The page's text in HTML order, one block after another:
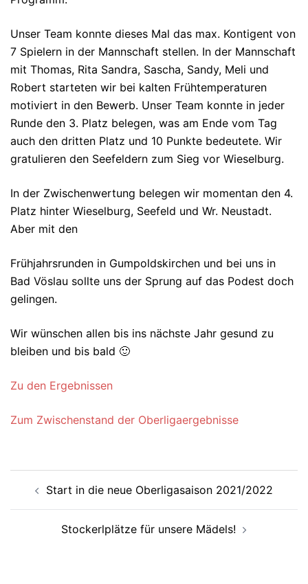
Unser Team konnte dieses Mal das max. Kontigent von
7 Spielern in der Mannschaft stellen. In der Mannschaft
mit Thomas, Rita Sandra, Sascha, Sandy, Meli und
Robert starteten wir bei kalten Frühtemperaturen
motiviert in den Bewerb. Unser Team konnte in jeder
Runde den 3. Platz belegen, was am Ende vom Tag
auch den dritten Platz und 10 Punkte bedeutete. Wir
gratulieren den Seefeldern zum Sieg vor Wieselburg.
In der Zwischenwertung belegen wir momentan den 4.
Platz hinter Wieselburg, Seefeld und Wr. Neustadt.
Aber mit den
Frühjahrsrunden in Gumpoldskirchen und bei uns in
Bad Vöslau sollte uns der Sprung auf das Podest doch
gelingen.
Wir wünschen allen bis ins nächste Jahr gesund zu
bleiben und bis bald 🙂
Zu den Ergebnissen
Zum Zwischenstand der Oberligaergebnisse
Start in die neue Oberligasaison 2021/2022
Stockerlplätze für unsere Mädels!